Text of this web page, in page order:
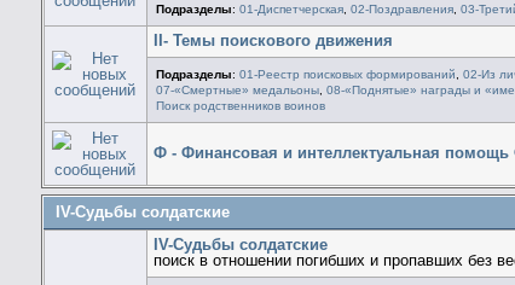
Подразделы: 01-Диспетчерская, 02-Поздравления, 03-
II- Темы поискового движения
Подразделы: 01-Реестр поисковых формирований 02-Из
07-«Смертные» медальоны, 08-«Поднятые» награды и
Поиск родственников воинов
Ф - Финансовая и интеллектуальная
IV-Судьбы солдатские
IV-Судьбы солдатские
поиск в отношении погибших и пропавших без